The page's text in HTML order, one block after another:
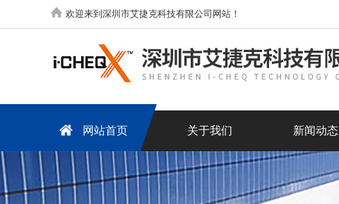
欢迎来到深圳市艾捷克科技有限公司网站！
网站首页 关于我们 新闻动态